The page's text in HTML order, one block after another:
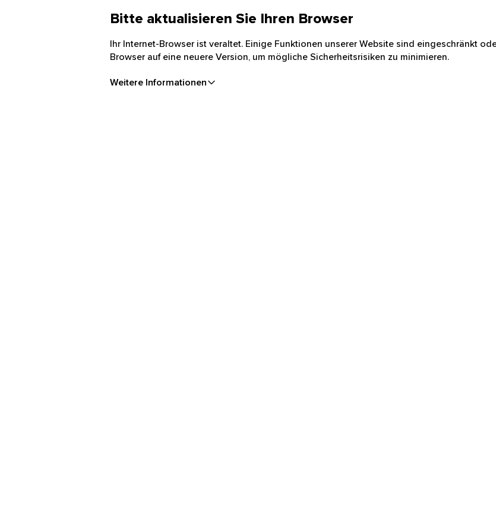
Bitte aktualisieren Sie Ihren Browser
Ihr Internet-Browser ist veraltet. Einige Funktionen unserer Website sind eingeschränkt
Browser auf eine neuere Version, um mögliche Sicherheitsrisiken zu minimieren.
Weitere Informationen